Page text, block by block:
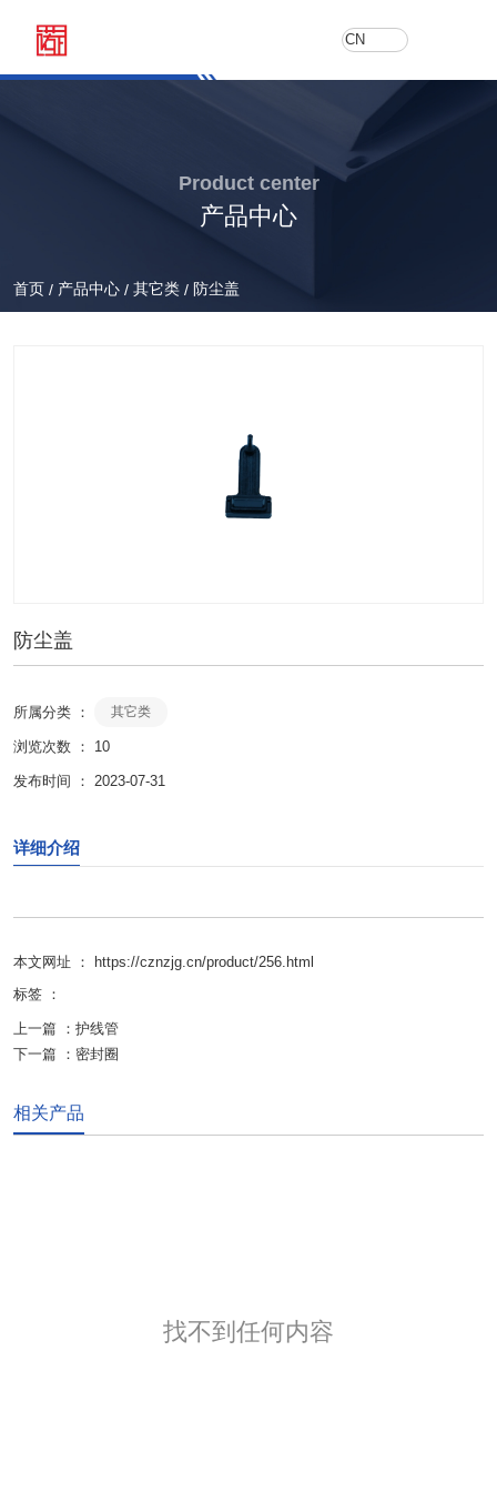
CN
Product center
产品中心
首页 / 产品中心 / 其它类 / 防尘盖
防尘盖
所属分类 ： 其它类
浏览次数 ： 10
发布时间 ： 2023-07-31
详细介绍
本文网址 ： https://cznzjg.cn/product/256.html
标签 ：
上一篇 ： 护线管
下一篇 ： 密封圈
相关产品
找不到任何内容